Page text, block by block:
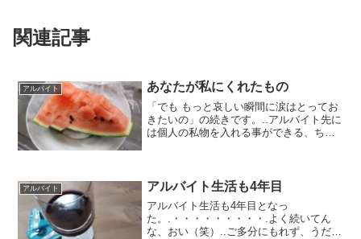
関連記事
アルバイト あなたが私にくれたもの
「でも もっと哀しい瞬間に涙はとってお
きたいの」の続きです。..アルバイト先に
は個人の私物を入れる事ができる、ちょ
りする。.ドラクエ...
アルバイト アルバイト生活も4年目
アルバイト生活も4年目となっ
た。.・・・・・・・・・.よく続いてん
な、おい（笑）..ご多分にもれず、うだつ